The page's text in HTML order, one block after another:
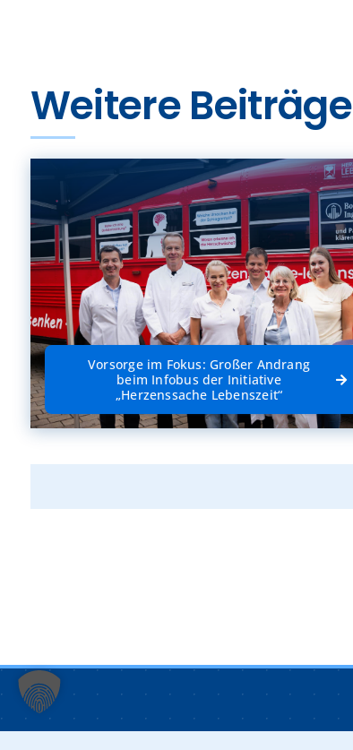
Weitere Beiträge
Vorsorge im Fokus: Großer Andrang
beim Infobus der Initiative
„Herzenssache Lebenszeit“